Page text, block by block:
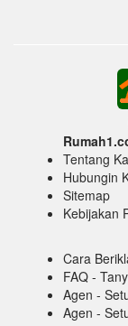
Tentang
Hubungin
Sitemap
Kebijakan
Cara
FAQ -
Agen -
Agen -